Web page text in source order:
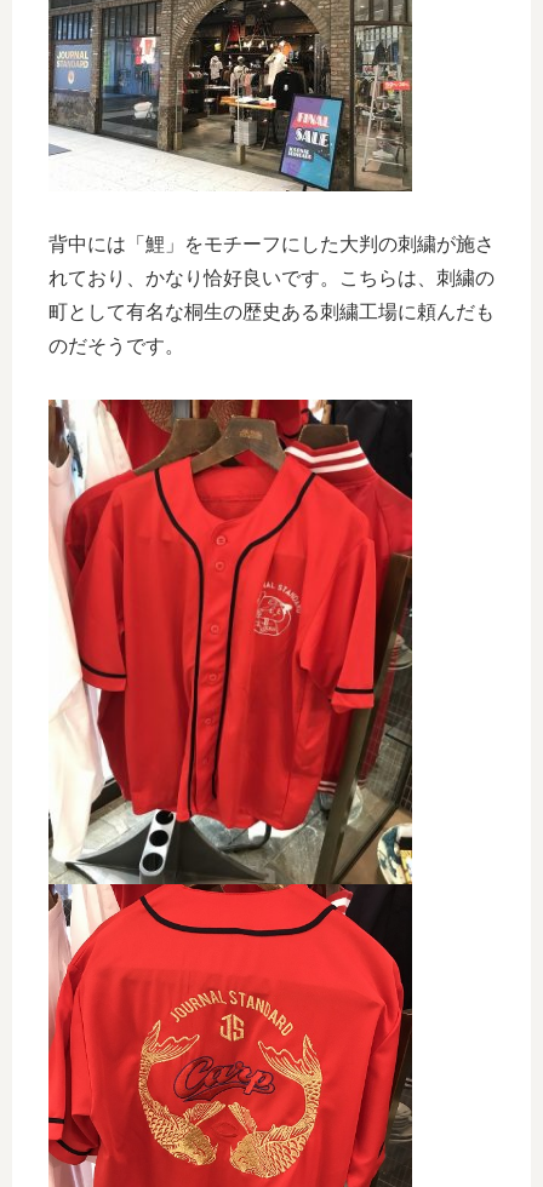
背中には「鯉」をモチーフにした大判の刺繍が施さ
れており、かなり恰好良いです。こちらは、刺繍の
町として有名な桐生の歴史ある刺繍工場に頼んだも
のだそうです。